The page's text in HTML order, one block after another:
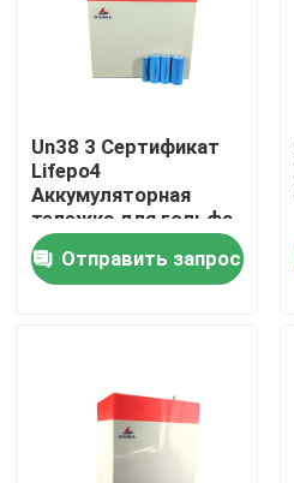
О Компании
Наша фабрика
контроль качества
контактные данные
Все случаи
Un38 3 Сертификат
Lifepo4
Аккумуляторная
тележка для гольфа
12.8v 128ah
Отправить запрос